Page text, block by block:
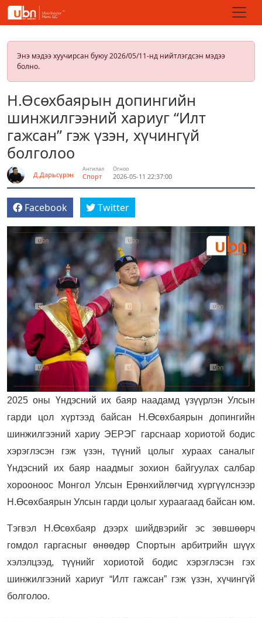
Энэ мэдээ хуучирсан буюу 2026/05/11-нд нийтлэгдсэн мэдээ
болно.
Н.Өсөхбаярын допингийн
шинжилгээний хариуг “Илт
гажсан” гэж үзэн, хүчингүй
болголоо
Д.Дарьсүрэн
Ангилал
Спорт
Огноо
2026-05-11 22:37:00
Facebook Twitter
2025 оны Үндэсний их баяр наадамд үзүүрлэн Улсын
гарди цол хүртээд байсан Н.Өсөхбаярын допингийн
шинжилгээний хариу ЭЕРЭГ гарснаар хориотой бодис
хэрэглэсэн гэж үзэн, түүний цолыг хураах саналыг
Үндэсний их баяр наадмыг зохион байгуулах салбар
хорооноос Монгол Улсын Ерөнхийлөгчид хүргүүлснээр
Н.Өсөхбаярын Улсын гарди цолыг хураагаад байсан юм.
Тэгвэл Н.Өсөхбаяр дээрх шийдвэрийг эс зөвшөөрч
гомдол гаргасныг өнөөдөр Спортын арбитрийн шүүх
хэлэлцээд, түүнийг хориотой бодис хэрэглэсэн гэх
шинжилгээний хариуг “Илт гажсан” гэж үзэн, хүчингүй
болголоо.